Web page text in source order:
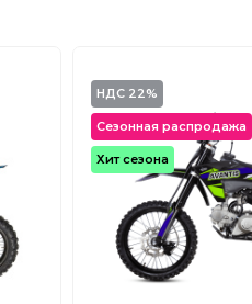
НДС 22%
Сезонная распродажа
Хит сезона